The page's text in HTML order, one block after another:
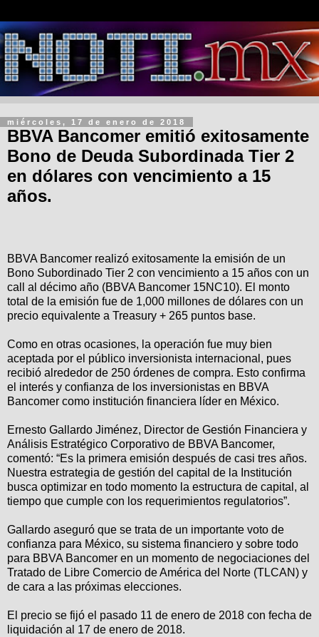
miércoles, 17 de enero de 2018
BBVA Bancomer emitió exitosamente
Bono de Deuda Subordinada Tier 2
en dólares con vencimiento a 15
años.
BBVA Bancomer realizó exitosamente la emisión de un
Bono Subordinado Tier 2 con vencimiento a 15 años con un
call al décimo año (BBVA Bancomer 15NC10). El monto
total de la emisión fue de 1,000 millones de dólares con un
precio equivalente a Treasury + 265 puntos base.
Como en otras ocasiones, la operación fue muy bien
aceptada por el público inversionista internacional, pues
recibió alrededor de 250 órdenes de compra. Esto confirma
el interés y confianza de los inversionistas en BBVA
Bancomer como institución financiera líder en México.
Ernesto Gallardo Jiménez, Director de Gestión Financiera y
Análisis Estratégico Corporativo de BBVA Bancomer,
comentó: “Es la primera emisión después de casi tres años.
Nuestra estrategia de gestión del capital de la Institución
busca optimizar en todo momento la estructura de capital, al
tiempo que cumple con los requerimientos regulatorios”.
Gallardo aseguró que se trata de un importante voto de
confianza para México, su sistema financiero y sobre todo
para BBVA Bancomer en un momento de negociaciones del
Tratado de Libre Comercio de América del Norte (TLCAN) y
de cara a las próximas elecciones.
El precio se fijó el pasado 11 de enero de 2018 con fecha de
liquidación al 17 de enero de 2018.